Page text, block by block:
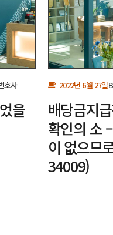
호사
을
2022년 6월 27일
배당금지
확인의 소
이 없으므
34009)